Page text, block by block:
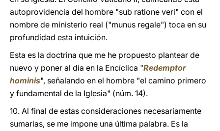
autoprovidencia del hombre "sub ratione veri" con el
nombre de ministerio real ("munus regale") toca en su
profundidad esta intuición.
Esta es la doctrina que me he propuesto plantear de
nuevo y poner al día en la Encíclica "Redemptor
hominis", señalando en el hombre "el camino primero
y fundamental de la Iglesia" (núm. 14).
10. Al final de estas consideraciones necesariamente
sumarias, se me impone una última palabra. Es la